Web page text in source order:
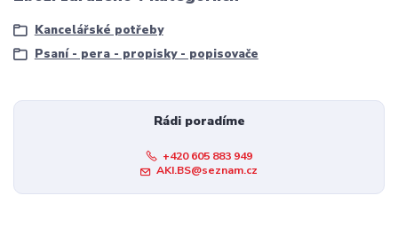
Kancelářské potřeby
Psaní - pera - propisky - popisovače
Rádi poradíme
+420 605 883 949
AKI.BS@seznam.cz